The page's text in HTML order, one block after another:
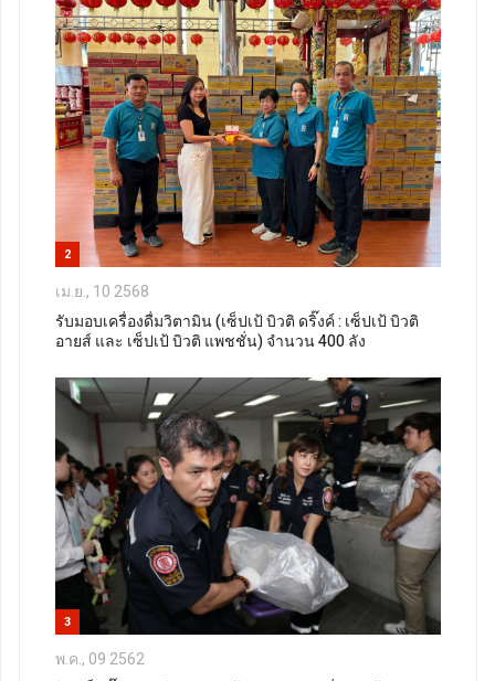
2
เม.ย., 10 2568
รับมอบเครื่องดื่มวิตามิน (เซ็ปเป้ บิวติ ดริ๊งค์ : เซ็ปเป้ บิวติ
อายส์ และ เซ็ปเป้ บิวติ แพชชั่น) จำนวน 400 ลัง
3
พ.ค., 09 2562